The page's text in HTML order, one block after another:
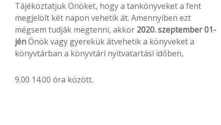
Tájékoztatjuk Önöket, hogy a tankönyveket a fent
megjelölt két napon vehetik át. Amennyiben ezt
mégsem tudják megtenni, akkor 2020. szeptember 01-
jénÖnök vagy gyerekük átvehetik a könyveket a
könyvtárban a könyvtári nyitvatartási időben,
9.00 14.00 óra között.